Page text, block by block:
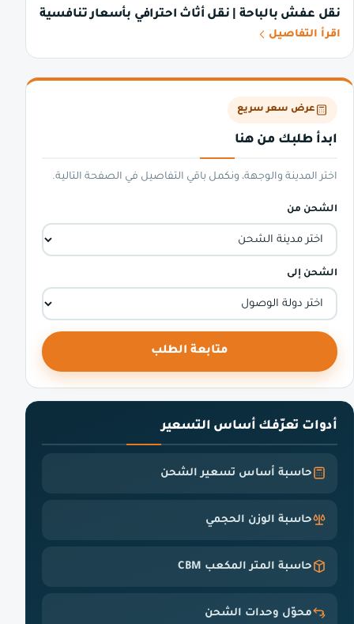
نقل عفش بالباحة | نقل أثاث احترافي بأسعار تنافسية
اقرأ التفاصيل
عرض سعر سريع
ابدأ طلبك من هنا
اختر المدينة والوجهة، ونكمل باقي التفاصيل في الصفحة التالية.
الشحن من
الشحن إلى
متابعة الطلب
أدوات تعرّفك أساس التسعير
حاسبة أساس تسعير الشحن
حاسبة الوزن الحجمي
حاسبة المتر المكعب CBM
محوّل وحدات الشحن